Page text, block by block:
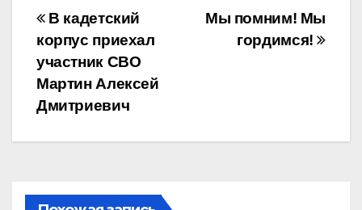
Навигация
по
записям
Мы помним! Мы
гордимся!
В кадетский
корпус приехал
участник СВО
Мартин Алексей
Дмитриевич